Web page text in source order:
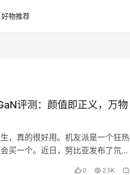
好物推荐
评测：颜值即正义，万物
，真的很好用。机友派是一个狂热
买一个。近日，努比亚发布了氘锋
口水…
0 2.5K